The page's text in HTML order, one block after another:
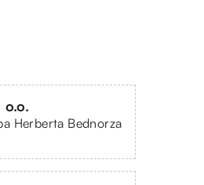
o.o.
Herberta Bednorza